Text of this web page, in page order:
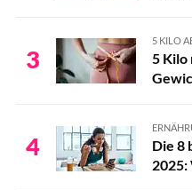
3
5 KILO
5 Kilo
4
Die 8
2025: